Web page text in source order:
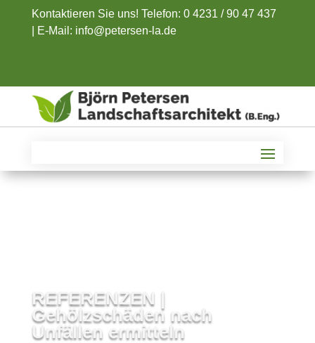
Kontaktieren Sie uns! Telefon: 0 4231 / 90 47 437
E-Mail: info@petersen-la.de
REFERENZEN |
Gehölzschäden nach
Unfällen ermitteln